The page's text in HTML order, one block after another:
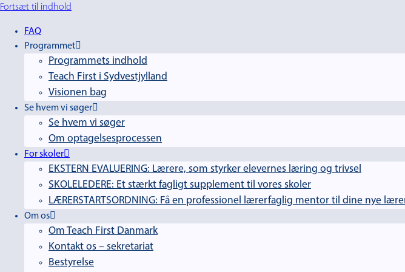
Fortsæt til indhold
FAQ
Programmet
Programmets indhold
Teach First i Sydvestjylland
Visionen bag
Se hvem vi søger
Se hvem vi søger
Om optagelsesprocessen
For skoler
EKSTERN EVALUERING: Lærere, som styrker elevernes læring og trivsel
SKOLELEDERE: Et stærkt fagligt supplement til vores skoler
LÆRERSTARTSORDNING: Få en professionel lærerfaglig mentor til dine nye
Om os
Om Teach First Danmark
Kontakt os – sekretariat
Bestyrelse